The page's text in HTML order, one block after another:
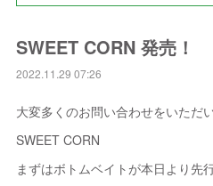
SWEET CORN 発売！
2022.11.29 07:26
大変多くのお問い合わせをいただ
SWEET CORN
まずはボトムベイトが本日より先